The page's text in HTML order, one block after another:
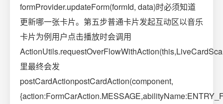
formProvider.updateForm(formId, data)时必须知道
更新哪一张卡片。第五步普通卡片发起互动区以音乐
卡片为例用户点击播放时会调用
里最终会发
postCardActionpostCardAction(component,